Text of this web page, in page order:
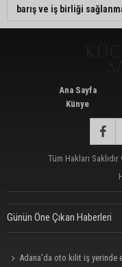
barış ve iş birliği
Ana Sayfa
Künye
Tüm Hakları
Günün Öne Çıkan Haberleri
Adana’da oto kilit iş yerinde